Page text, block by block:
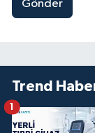
Gönder
Trend
1